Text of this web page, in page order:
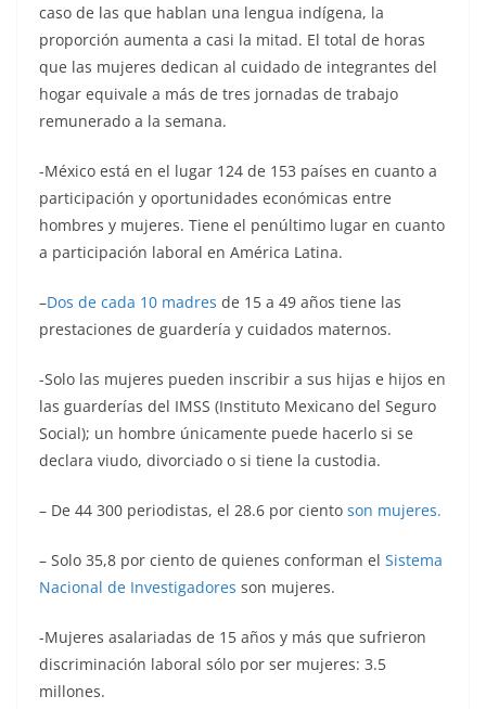
caso de las que hablan una lengua indígena, la
proporción aumenta a casi la mitad. El total de horas
que las mujeres dedican al cuidado de integrantes del
hogar equivale a más de tres jornadas de trabajo
remunerado a la semana.
-México está en el lugar 124 de 153 países en cuanto a
participación y oportunidades económicas entre
hombres y mujeres. Tiene el penúltimo lugar en cuanto
a participación laboral en América Latina.
–Dos de cada 10 madres de 15 a 49 años tiene las
prestaciones de guardería y cuidados maternos.
-Solo las mujeres pueden inscribir a sus hijas e hijos en
las guarderías del IMSS (Instituto Mexicano del Seguro
Social); un hombre únicamente puede hacerlo si se
declara viudo, divorciado o si tiene la custodia.
– De 44 300 periodistas, el 28.6 por ciento son mujeres.
– Solo 35,8 por ciento de quienes conforman el Sistema
Nacional de Investigadores son mujeres.
-Mujeres asalariadas de 15 años y más que sufrieron
discriminación laboral sólo por ser mujeres: 3.5
millones.